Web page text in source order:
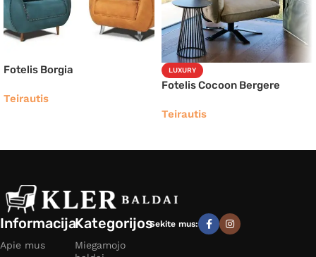
Fotelis Borgia
Teirautis
LUXURY
Fotelis Cocoon Bergere
Teirautis
Informacija
Apie mus
Kategorijos
Miegamojo
Sekite mus: